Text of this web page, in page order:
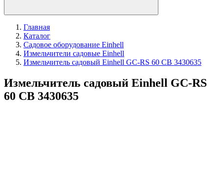
Главная
Каталог
Садовое оборудование Einhell
Измельчители садовые Einhell
Измельчитель садовый Einhell GC-RS 60 CB 3430635
Измельчитель садовый Einhell GC-RS
60 CB 3430635